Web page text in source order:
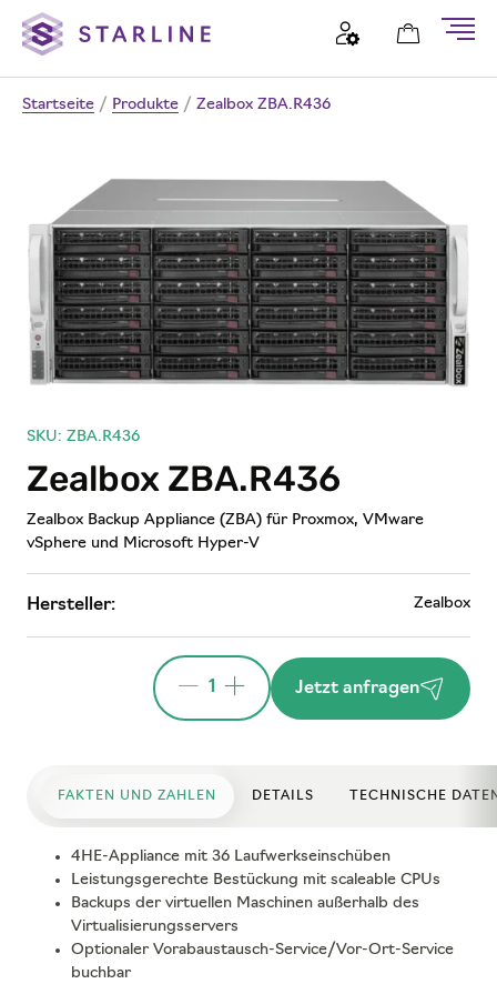
Startseite / Produkte / Zealbox ZBA.R436
SKU: ZBA.R436
Zealbox ZBA.R436
Zealbox Backup Appliance (ZBA) für Proxmox, VMware
vSphere und Microsoft Hyper-V
Hersteller: Zealbox
1 Jetzt anfragen
FAKTEN UND ZAHLEN DETAILS TECHNISCHE
4HE-Appliance mit 36 Laufwerkseinschüben
Leistungsgerechte Bestückung mit scaleable CPUs
Backups der virtuellen Maschinen außerhalb des
Virtualisierungsservers
Optionaler Vorabaustausch-Service/Vor-Ort-Service
buchbar